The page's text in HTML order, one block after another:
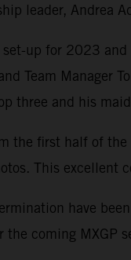
leader, Andrea
up for 2023
Team Manager
three and his
the first half of
This excellent
have
coming MXGP